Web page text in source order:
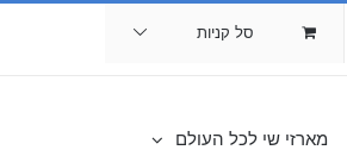
סל קניות
מארזי שי לכל העולם